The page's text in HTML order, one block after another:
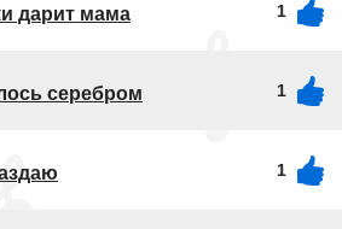
дарит мама 1
серебром 1
1